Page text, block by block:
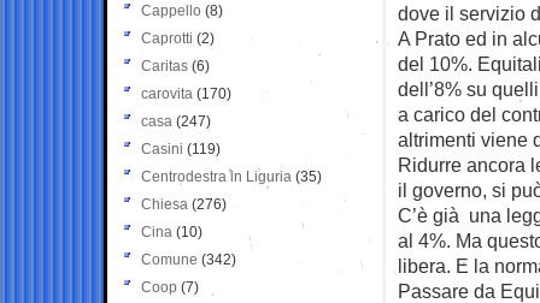
dove il servizio
A Prato ed in
del 10%.
dell’8% su
a carico del
altrimenti viene
Ridurre ancora
il governo, si
C’è già una
al 4%. Ma
libera. E la
Passare da
Cappello (8)
Caprotti (2)
Caritas (6)
carovita (170)
casa (247)
Casini (119)
Centrodestra in Liguria (35)
Chiesa (276)
Cina (10)
Comune (342)
Coop (7)